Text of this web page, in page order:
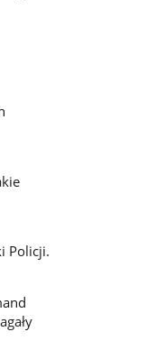
Policji.